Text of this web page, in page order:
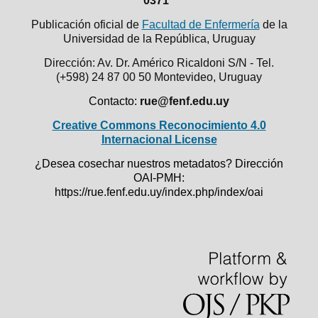
Publicación oficial de Facultad de Enfermería de la
Universidad de la República, Uruguay
Dirección: Av. Dr. Américo Ricaldoni S/N - Tel.
(+598) 24 87 00 50 Montevideo, Uruguay
Contacto: rue@fenf.edu.uy
Creative Commons Reconocimiento 4.0
Internacional License
¿Desea cosechar nuestros metadatos? Dirección
OAI-PMH:
https://rue.fenf.edu.uy/index.php/index/oai